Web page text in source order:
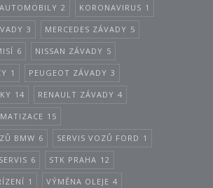
2 KORONAVIRUS 1
3 MERCEDES ZÁVADY 5
6 NISSAN ZÁVADY 5
1 PEUGEOT ZÁVADY 3
14 RENAULT ZÁVADY 4
15
BMW 6 SERVIS VOZŮ FORD 1
6 STK PRAHA 12
1 VÝMĚNA OLEJE 4